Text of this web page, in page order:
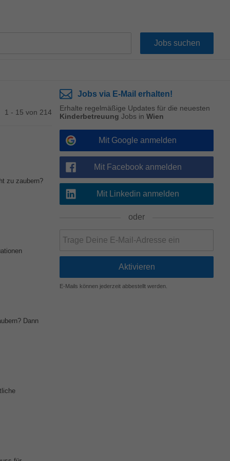
1 - 15 von 214
zu zaubern?
Dann
Jobs via E-Mail erhalten!
Erhalte regelmäßige Updates für die neuesten
Kinderbetreuung Jobs in Wien
Mit Google anmelden
Mit Facebook anmelden
Mit Linkedin anmelden
oder
E-Mails können jederzeit abbestellt werden.